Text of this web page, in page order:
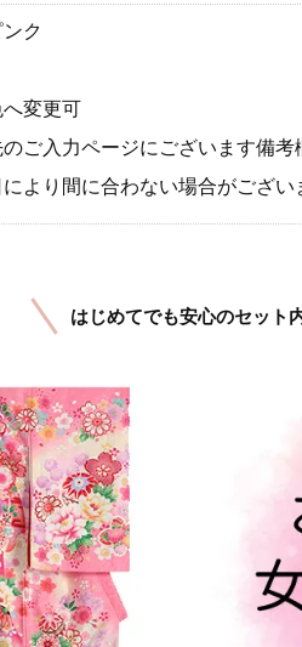
ク
変更可
ご入力ページにございます備
より間に合わない場合がござ
はじめてでも安心のセット